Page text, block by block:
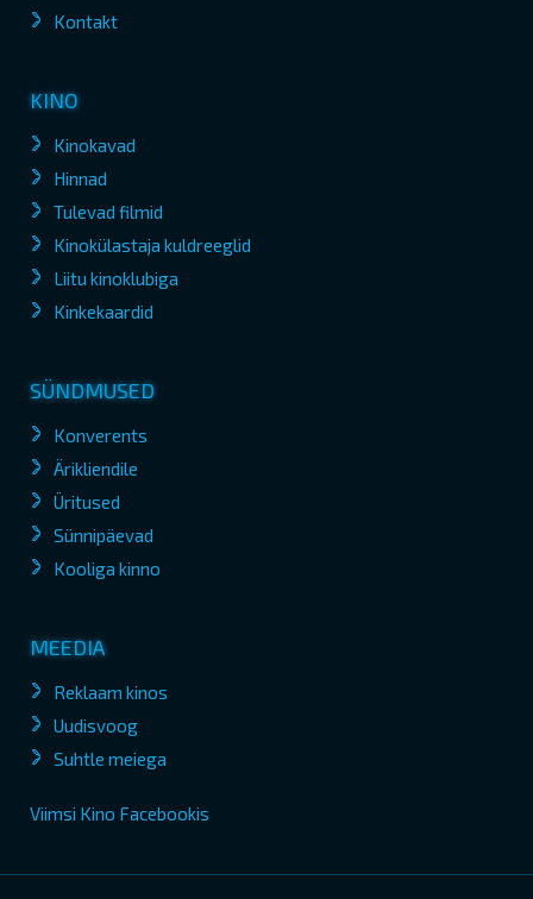
Kontakt
KINO
Kinokavad
Hinnad
Tulevad filmid
Kinokülastaja kuldreeglid
Liitu kinoklubiga
Kinkekaardid
SÜNDMUSED
Konverents
Ärikliendile
Üritused
Sünnipäevad
Kooliga kinno
MEEDIA
Reklaam kinos
Uudisvoog
Suhtle meiega
Viimsi Kino Facebookis